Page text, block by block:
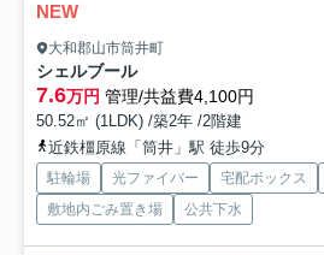
NEW
大和郡山市筒井町
シェルブール
7.6万円 管理/共益費4,100円
50.52㎡ (1LDK) /築2年 /2階建
近鉄橿原線「筒井」駅 徒歩9分
駐輪場 光ファイバー 宅配ボックス
敷地内ごみ置き場
公共下水